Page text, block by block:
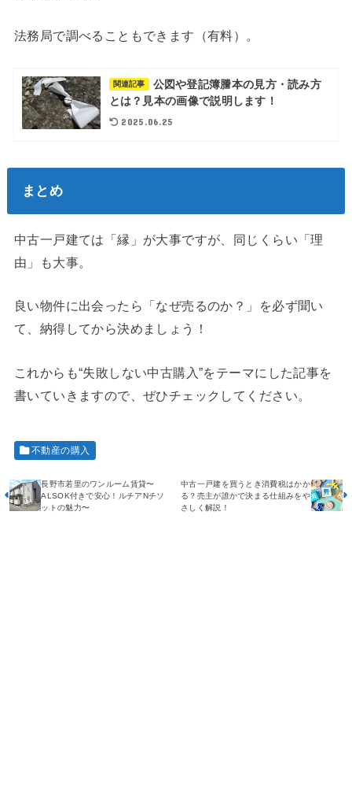
法務局で調べることもできます（有料）。
関連記事
公図や登記簿謄本の見方・読み方
とは？見本の画像で説明します！
2025.06.25
まとめ
中古一戸建ては「縁」が大事ですが、同じくらい「理
由」も大事。
良い物件に出会ったら「なぜ売るのか？」を必ず聞い
て、納得してから決めましょう！
これからも“失敗しない中古購入”をテーマにした記事を
書いていきますので、ぜひチェックしてください。
不動産の購入
長野市若里のワンルーム賃貸〜
ALSOK付きで安心！ルチアNチソ
ットの魅力〜
中古一戸建を買うとき消費税はかか
る？売主が誰かで決まる仕組みをや
さしく解説！